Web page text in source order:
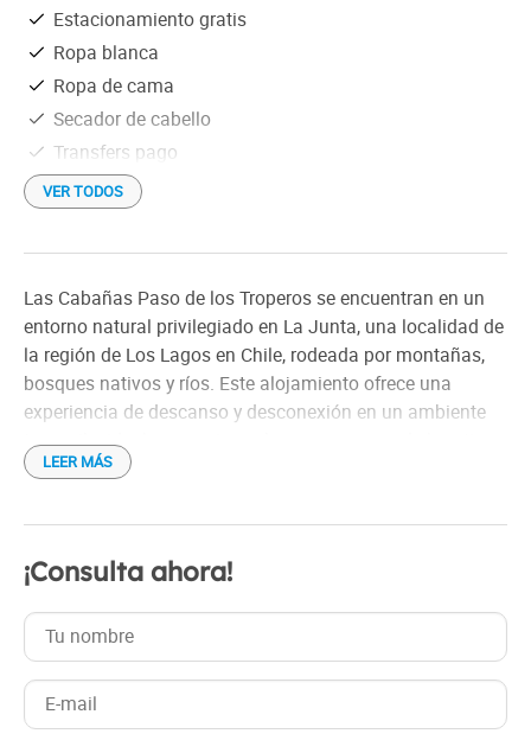
Estacionamiento gratis
Ropa blanca
Ropa de cama
Secador de cabello
Transfers pago
Wi-Fi gratis
Tinajas
VER TODOS
Las Cabañas Paso de los Troperos se encuentran en un
entorno natural privilegiado en La Junta, una localidad de
la región de Los Lagos en Chile, rodeada por montañas,
bosques nativos y ríos. Este alojamiento ofrece una
experiencia de descanso y desconexión en un ambiente
tranquilo, ideal para quienes buscan escapar de la rutina
y disfrutar de la belleza del paisaje sur chileno.
Las cabañas están diseñadas para brindar comodidad y
calidez, con un estilo rústico y acogedor. Cuentan con
amplios espacios, habitaciones equipadas con camas
confortables, cocina completamente equipada, y áreas
comunes para disfrutar en familia o con amigos. El
diseño de las cabañas respeta la estética local, utilizando
materiales como madera y piedra, que armonizan
perfectamente con el entorno natural.
LEER MÁS
¡Consulta ahora!